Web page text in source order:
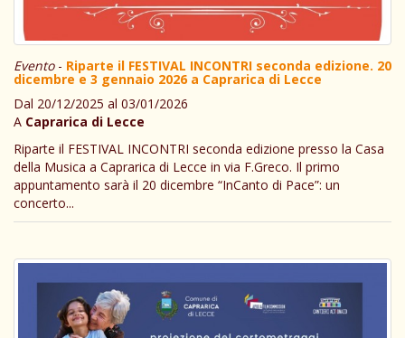
Evento- Riparte il FESTIVAL INCONTRI seconda edizione. 20
dicembre e 3 gennaio 2026 a Caprarica di Lecce
Dal 20/12/2025 al 03/01/2026
A Caprarica di Lecce
Riparte il FESTIVAL INCONTRI seconda edizione presso la Casa
della Musica a Caprarica di Lecce in via F.Greco. Il primo
appuntamento sarà il 20 dicembre “InCanto di Pace”: un
concerto...